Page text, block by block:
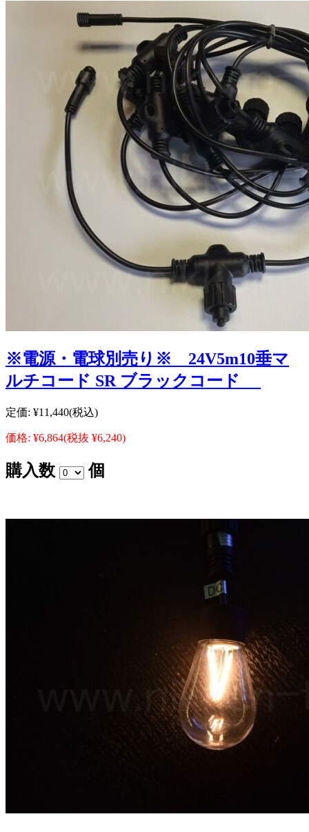
※電源・電球別売り※ 24V5m10垂マ
ルチコード SR ブラックコード
定価: ¥11,440(税込)
価格: ¥6,864(税抜 ¥6,240)
購入数 個